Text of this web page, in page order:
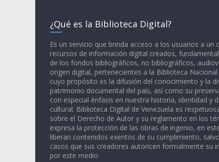
¿Qué es la Biblioteca Digital?
Es un servicio que brinda acceso a los usuarios a un
recursos de información digital creados,
de los fondos bibliográficos, no bibliográficos,
origen digital, pertenecientes a la Biblioteca Nacional
cuyo propósito es la difusión del conocimiento y la
patrimonio documental del país, así como su
con especial énfasis en nuestra historia, identidad y
cultural. Biblioteca Digital de Venezuela es
sobre el Derecho de Autor y su reglamento en los
expresa la protección de las obras de ingenio, en
liberan contenidos exentos de su cumplimiento,
casos que sus creadores autoricen formalmente su
por este medio